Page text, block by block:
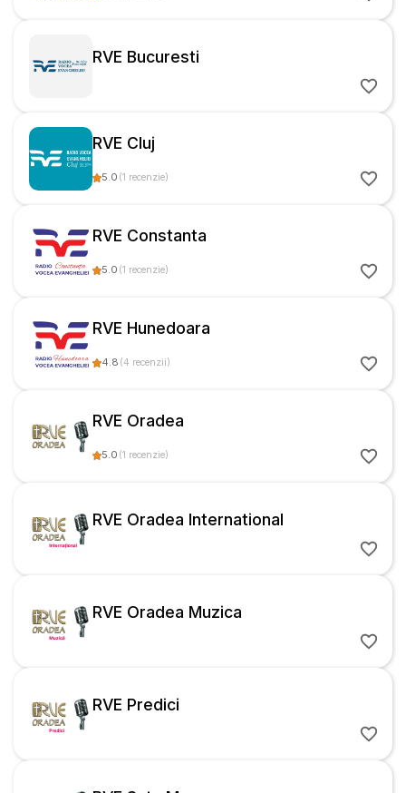
RVE Bucuresti
RVE Cluj
5.0 (1 recenzie)
RVE Constanta
5.0 (1 recenzie)
RVE Hunedoara
4.8 (4 recenzii)
RVE Oradea
5.0 (1 recenzie)
RVE Oradea International
RVE Oradea Muzica
RVE Predici